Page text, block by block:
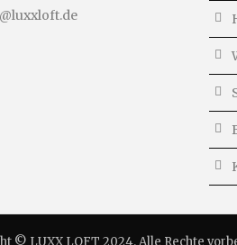
© LUXX LOFT 2024. Alle Rechte